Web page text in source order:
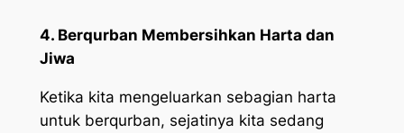
4. Berqurban Membersihkan Harta dan
Jiwa
Ketika kita mengeluarkan sebagian harta
untuk berqurban, sejatinya kita sedang